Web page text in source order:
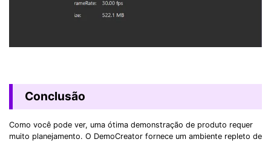
Conclusão
Como você pode ver, uma ótima demonstração de produto requer
muito planejamento. O DemoCreator fornece um ambiente repleto de